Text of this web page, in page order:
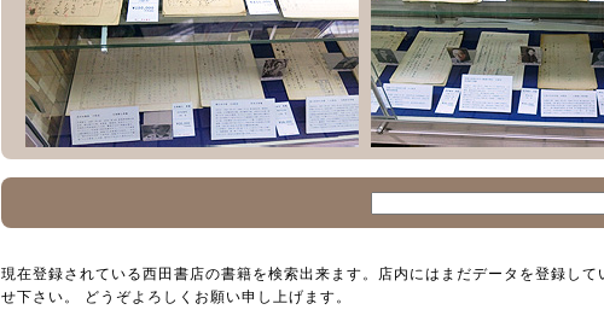
現在登録されている西田書店の書籍を検索出来ます。店内にはまだデータを登録し
せ下さい。 どうぞよろしくお願い申し上げます。